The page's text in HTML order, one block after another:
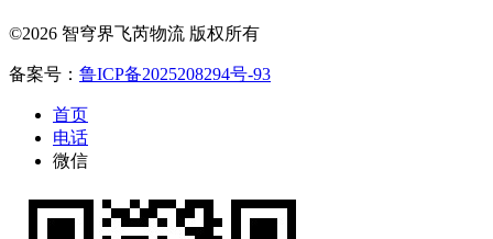
©2026 智穹界飞芮物流 版权所有
备案号： 鲁ICP备2025208294号-93
首页
电话
微信